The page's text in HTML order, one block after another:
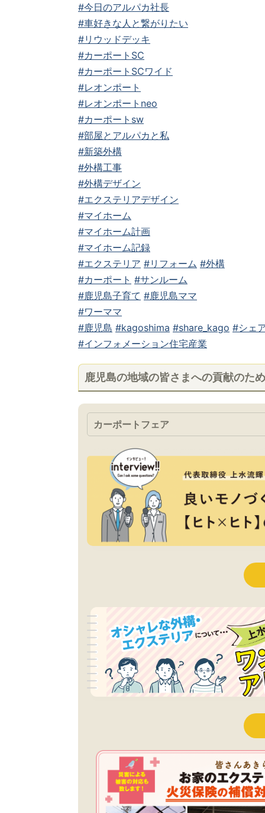
#今日のアルパカ社長
#車好きな人と繋がりたい
#リウッドデッキ
#カーポートSC
#カーポートSCワイド
#レオンポート
#レオンポートneo
#カーポートsw
#部屋とアルパカと私
#新築外構
#外構工事
#外構デザイン
#エクステリアデザイン
#マイホーム
#マイホーム計画
#マイホーム記録
#エクステリア #リフォーム #外構
#カーポート #サンルーム
#鹿児島子育て #鹿児島ママ
#ワーママ
#鹿児島 #kagoshima #share_kago #シェ
#インフォメーション住宅産業
鹿児島の地域の皆さまへの貢献のた
カーポートフェア